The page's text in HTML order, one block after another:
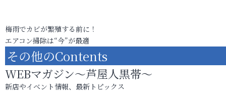
梅雨でカビが繁殖する前に！
エアコン掃除は“今”が最適
その他のContents
WEBマガジン～芦屋人黒帯～
新店やイベント情報、最新トピックス